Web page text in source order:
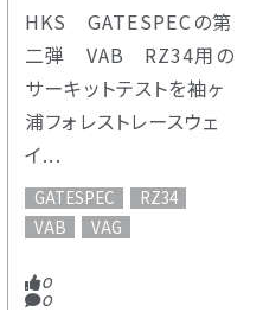
HKS GATESPECの第
二弾 VAB RZ34用の
サーキットテストを袖ヶ
浦フォレストレースウェ
イ...
GATESPEC
RZ34
VAB
VAG
0
0